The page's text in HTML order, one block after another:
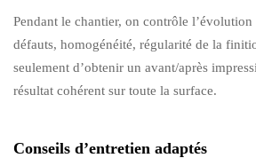
Pendant le chantier, on contrôle l’évolution
défauts, homogénéité, régularité de la
seulement d’obtenir un avant/après
résultat cohérent sur toute la surface.
Conseils d’entretien adaptés